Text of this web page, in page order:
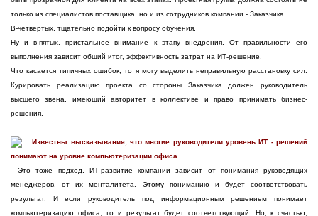
только из специалистов поставщика, но и из сотрудников компании - Заказчика.
В-четвертых, тщательно подойти к вопросу обучения.
Ну и в-пятых, пристальное внимание к этапу внедрения. От правильности его
выполнения зависит общий итог, эффективность затрат на ИТ-решение.
Что касается типичных ошибок, то я могу выделить неправильную расстановку сил.
Курировать реализацию проекта со стороны Заказчика должен руководитель
высшего звена, имеющий авторитет в коллективе и право принимать бизнес-
решения.
Известны высказывания, что многие руководители уровень ИТ - решений
понимают на уровне компьютеризации офиса.
- Это тоже подход. ИТ-развитие компании зависит от понимания руководящих
менеджеров, от их менталитета. Этому пониманию и будет соответствовать
результат. И если руководитель под информационным решением понимает
компьютеризацию офиса, то и результат будет соответствующий. Но, к счастью,